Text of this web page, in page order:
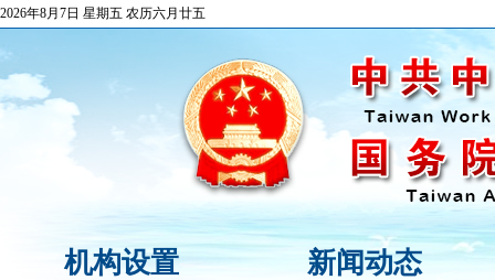
2026年8月7日 星期五 农历六月廿五
机构设置 新闻动态